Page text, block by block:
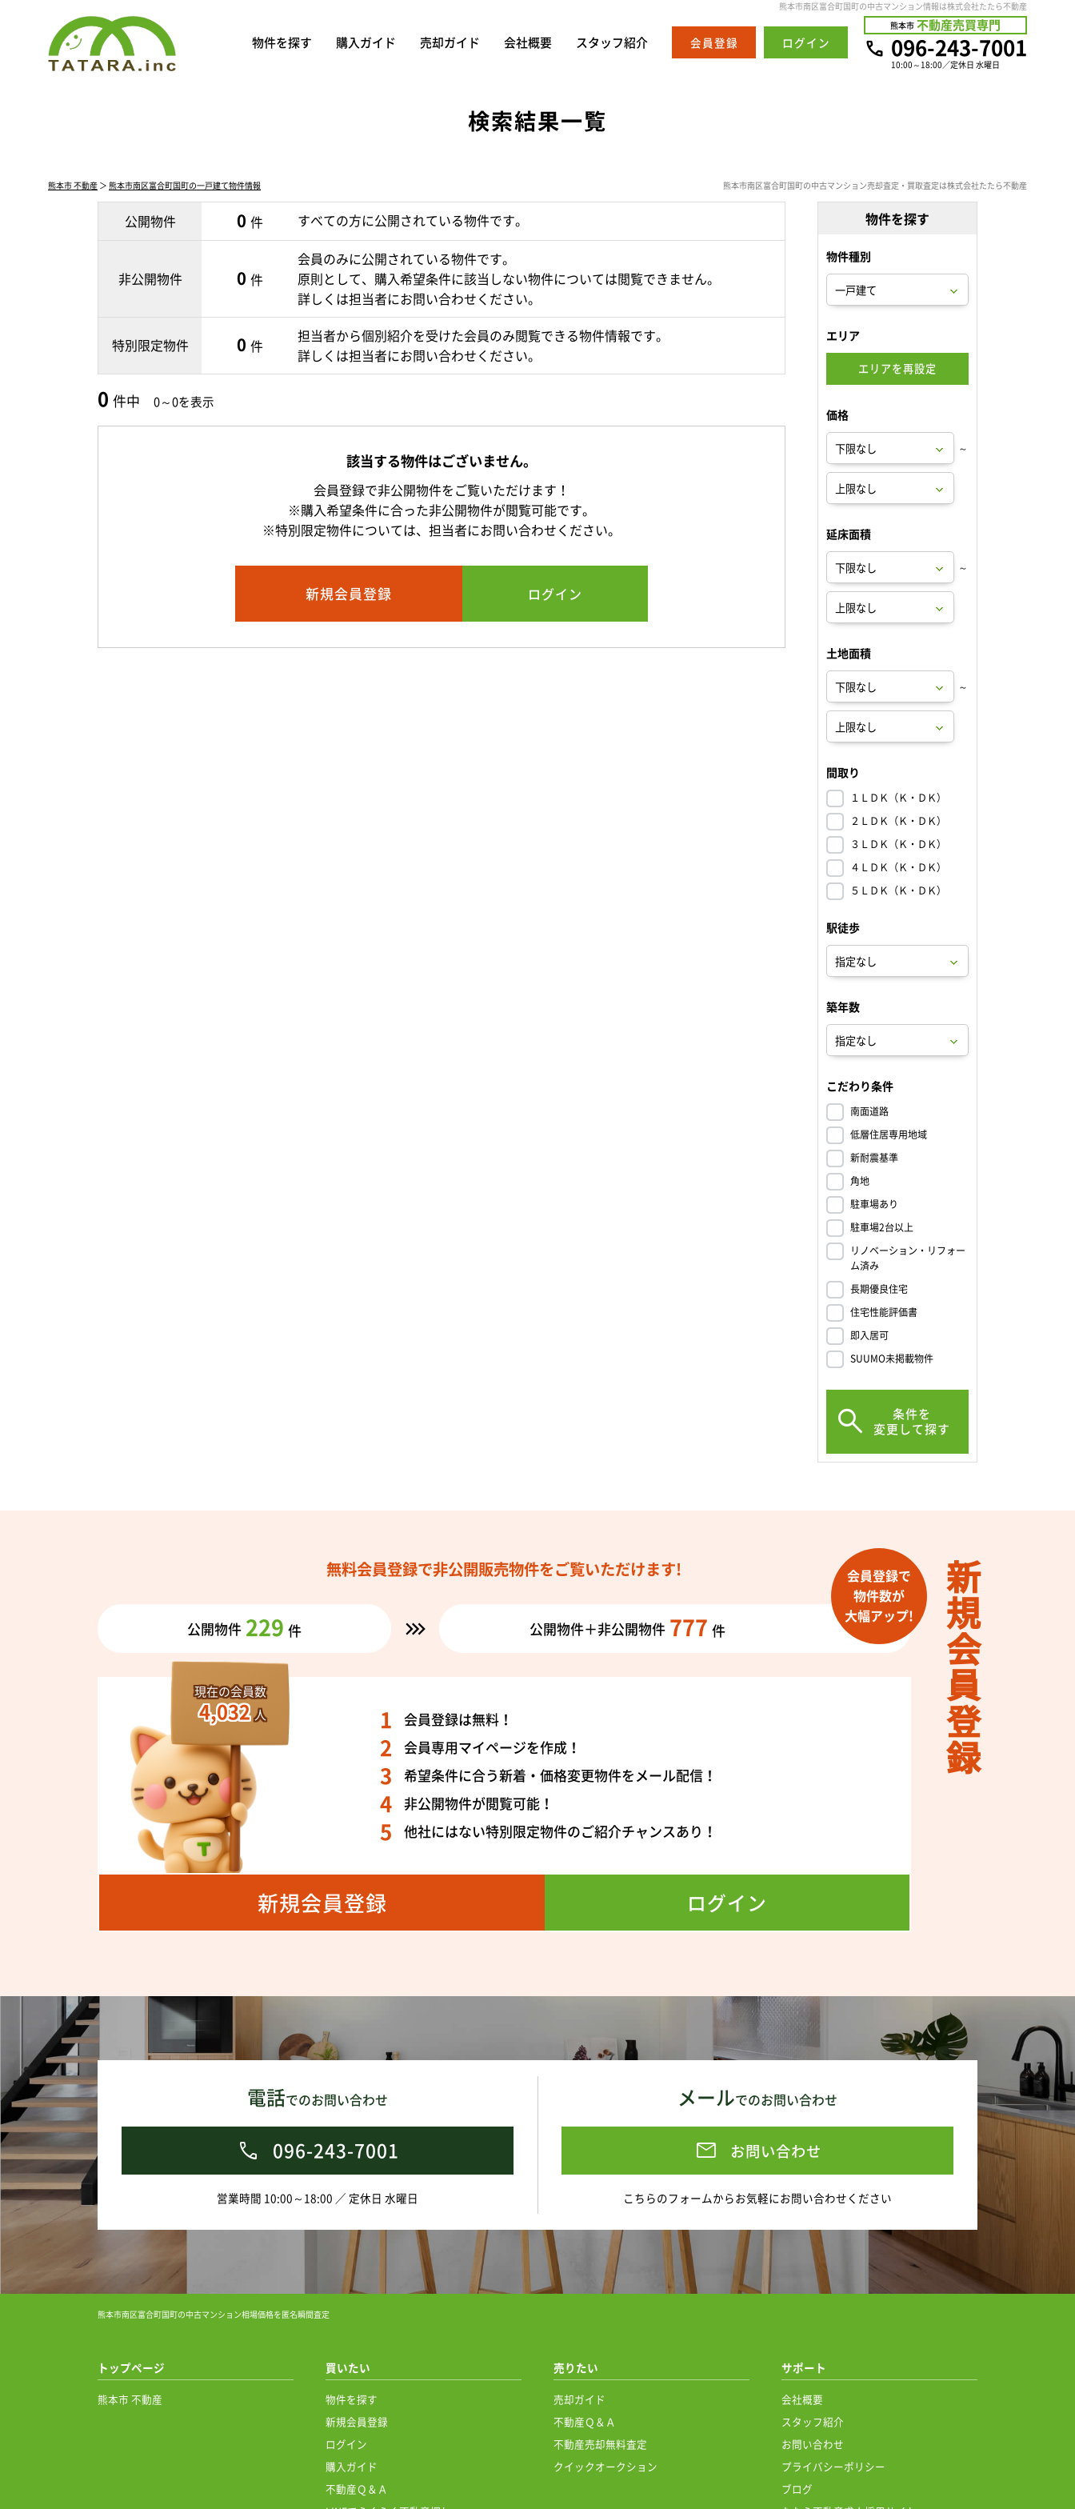
熊本市南区富合町国町の中古マンション情報は株式会社たたら不動産
物件を探す 購入ガイド 売却ガイド 会社概要 スタッフ紹介 会員登録 ログイン
熊本市 不動産売買専門
10:00～18:00／定休日 水曜日
096-243-7001
検索結果一覧
熊本市 不動産 ＞ 熊本市南区富合町国町の一戸建て物件情報 熊本市南区富合町国町の中古マンション売却査定・買取査定は株式会社たたら不動産
公開物件 0 件 すべての方に公開されている物件です。
非公開物件 0 件
会員のみに公開されている物件です。
原則として、購入希望条件に該当しない物件については閲覧できません。
詳しくは担当者にお問い合わせください。
特別限定物件 0 件
担当者から個別紹介を受けた会員のみ閲覧できる物件情報です。
詳しくは担当者にお問い合わせください。
0 件中 0～0を表示
該当する物件はございません。
会員登録で非公開物件をご覧いただけます！
※購入希望条件に合った非公開物件が閲覧可能です。
※特別限定物件については、担当者にお問い合わせください。
新規会員登録 ログイン
物件を探す
物件種別
エリア
エリアを再設定
価格
～
延床面積
～
土地面積
～
間取り
１ＬＤＫ（Ｋ・ＤＫ）
２ＬＤＫ（Ｋ・ＤＫ）
３ＬＤＫ（Ｋ・ＤＫ）
４ＬＤＫ（Ｋ・ＤＫ）
５ＬＤＫ（Ｋ・ＤＫ）
駅徒歩
築年数
こだわり条件
南面道路
低層住居専用地域
新耐震基準
角地
駐車場あり
駐車場2台以上
リノベーション・リフォー
ム済み
長期優良住宅
住宅性能評価書
即入居可
SUUMO未掲載物件
条件を
変更して探す
新規会員登録
無料会員登録で非公開販売物件をご覧いただけます!
公開物件 229 件 公開物件＋非公開物件 777 件
会員登録で
物件数が
大幅アップ!
現在の会員数
4,032 人
会員登録は無料！
会員専用マイページを作成！
希望条件に合う新着・価格変更物件をメール配信！
非公開物件が閲覧可能！
他社にはない特別限定物件のご紹介チャンスあり！
新規会員登録 ログイン
電話でのお問い合わせ
096-243-7001
営業時間 10:00～18:00 ／ 定休日 水曜日
メールでのお問い合わせ
お問い合わせ
こちらのフォームからお気軽にお問い合わせください
熊本市南区富合町国町の中古マンション相場価格を匿名瞬間査定
トップページ
熊本市 不動産
買いたい
物件を探す
新規会員登録
ログイン
購入ガイド
不動産Ｑ＆Ａ
売りたい
売却ガイド
不動産Ｑ＆Ａ
不動産売却無料査定
クイックオークション
サポート
会社概要
スタッフ紹介
お問い合わせ
プライバシーポリシー
ブログ